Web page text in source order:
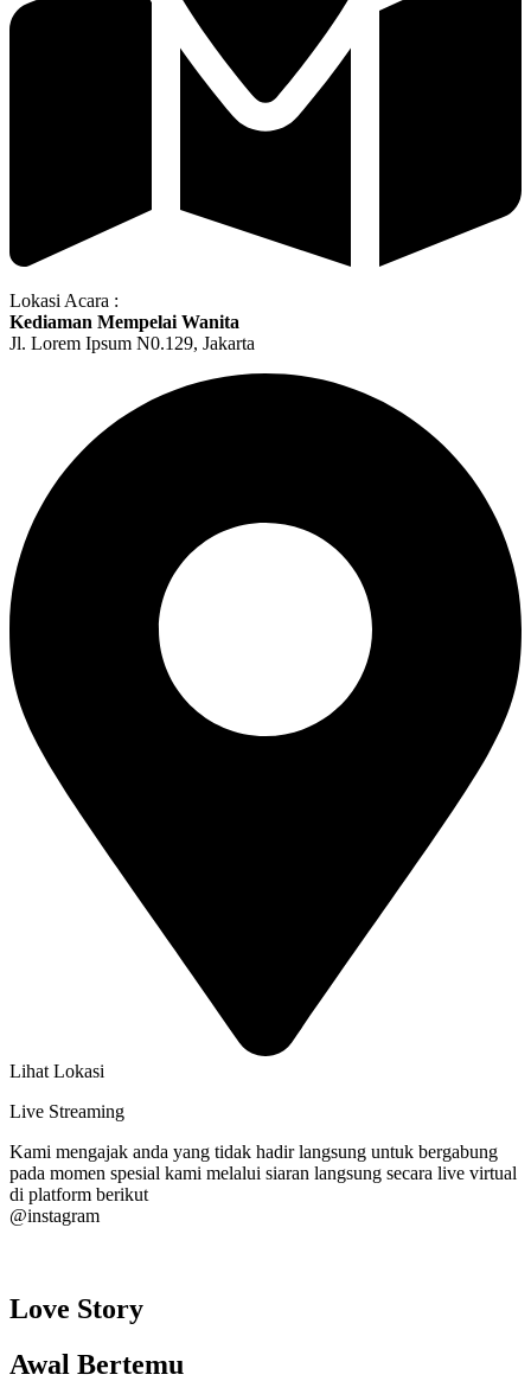
Lokasi Acara :
Kediaman Mempelai Wanita
Jl. Lorem Ipsum N0.129, Jakarta
Lihat Lokasi
Live Streaming
Kami mengajak anda yang tidak hadir langsung untuk bergabung
pada momen spesial kami melalui siaran langsung secara live virtual
di platform berikut
@instagram
Love Story
Awal Bertemu